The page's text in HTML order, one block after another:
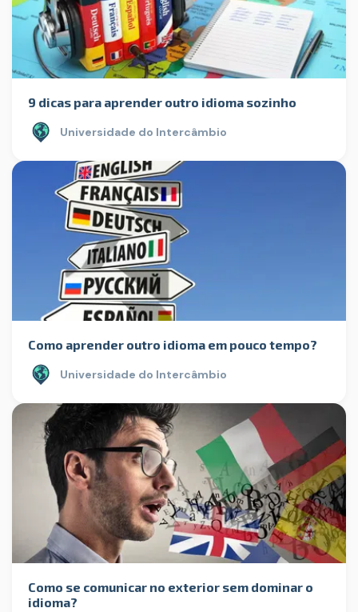
9 dicas para aprender outro idioma sozinho
Universidade do Intercâmbio
Como aprender outro idioma em pouco tempo?
Universidade do Intercâmbio
Como se comunicar no exterior sem dominar o
idioma?